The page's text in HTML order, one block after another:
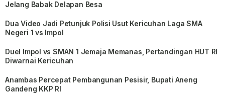
Jelang Babak Delapan Besa
Dua Video Jadi Petunjuk Polisi Usut Kericuhan Laga SMA
Negeri 1 vs Impol
Duel Impol vs SMAN 1 Jemaja Memanas, Pertandingan HUT RI
Diwarnai Kericuhan
Anambas Percepat Pembangunan Pesisir, Bupati Aneng
Gandeng KKP RI